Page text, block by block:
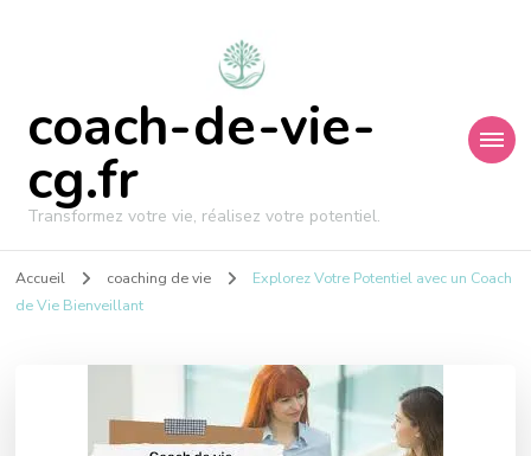
coach-de-vie-
cg.fr
Transformez votre vie, réalisez votre potentiel.
Accueil coaching de vie
Explorez Votre Potentiel avec un Coach
de Vie Bienveillant